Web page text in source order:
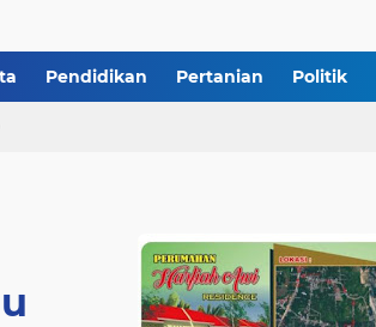
Pendidikan Pertanian Politik